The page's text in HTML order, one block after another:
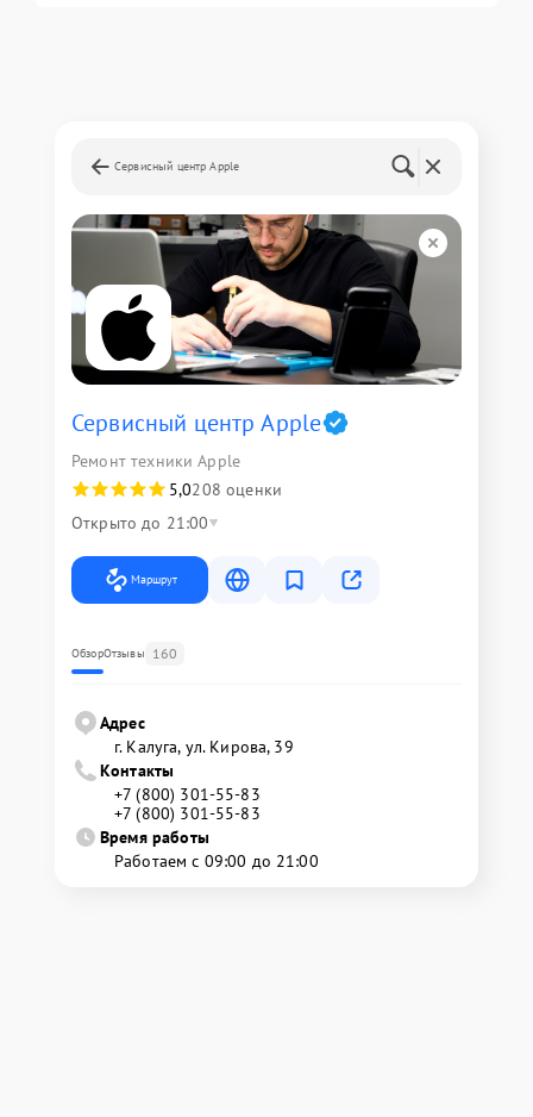
Сервисный центр Apple
Сервисный центр Apple
Ремонт техники Apple
5,0208 оценки
Открыто до 21:00
Маршрут
ОбзорОтзывы 160
Адрес
г. Калуга, ул. Кирова, 39
Контакты
+7 (800) 301-55-83
+7 (800) 301-55-83
Время работы
Работаем с 09:00 до 21:00